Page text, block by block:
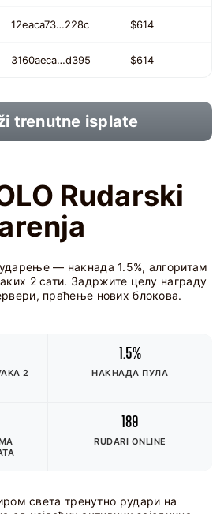
12eaca73…228c $614
3160aeca…d395 $614
trenutne isplate
Rudarski
— накнада 1.5%, алгоритам
2 сати. Задржите целу награду
праћење нових блокова.
2
1.5%
НАКНАДА ПУЛА
189
RUDARI ONLINE
света тренутно рудари на